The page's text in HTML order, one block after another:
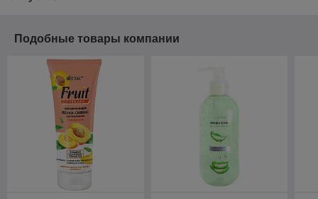
Подобные товары компании